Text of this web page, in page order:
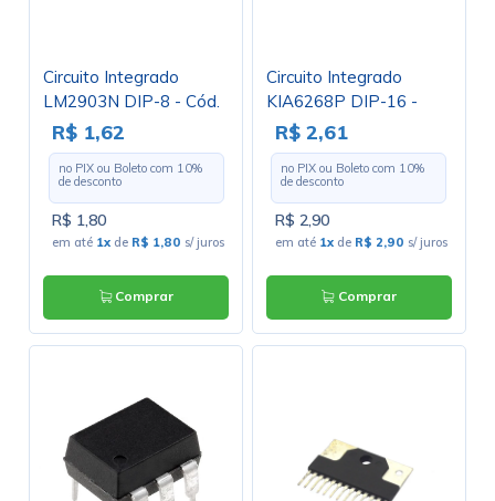
Circuito Integrado
LM2903N DIP-8 - Cód.
Loja 432
R$ 1,62
no PIX ou Boleto com 10%
de desconto
R$ 1,80
em até 1x de R$ 1,80 s/ juros
Comprar
Circuito Integrado
KIA6268P DIP-16 -
Cód. Loja 1443 -
Sanken
R$ 2,61
no PIX ou Boleto com 10%
de desconto
R$ 2,90
em até 1x de R$ 2,90 s/ juros
Comprar